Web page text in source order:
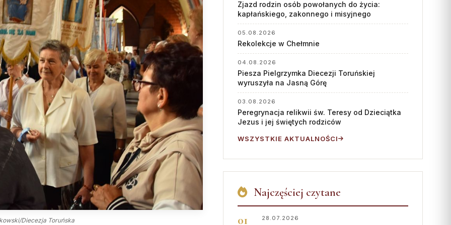
Sąd Biskupi
Wydawnictwo
Konta bankowe
KONTAKT
Dane kurii
Msze święte online
Kalendarz liturgiczny
Droga Neokatechumenalna
Grupy Modlitwy Ojca Pio
Żywy Różaniec
Wspólnota Krwi Chrystusa
Franciszkański Zakon
Świeckich
Skauci Króla
Bractwo św. Józefa
Diecezja Toruńska
Zjazd rodzin osób powołanych do życia:
kapłańskiego, zakonnego i misyjnego
05.08.2026
Rekolekcje w Chełmnie
04.08.2026
Piesza Pielgrzymka Diecezji Toruńskiej
wyruszyła na Jasną Górę
03.08.2026
Peregrynacja relikwii św. Teresy od Dzieciątka
Jezus i jej świętych rodziców
WSZYSTKIE AKTUALNOŚCI
Najczęściej czytane
28.07.2026